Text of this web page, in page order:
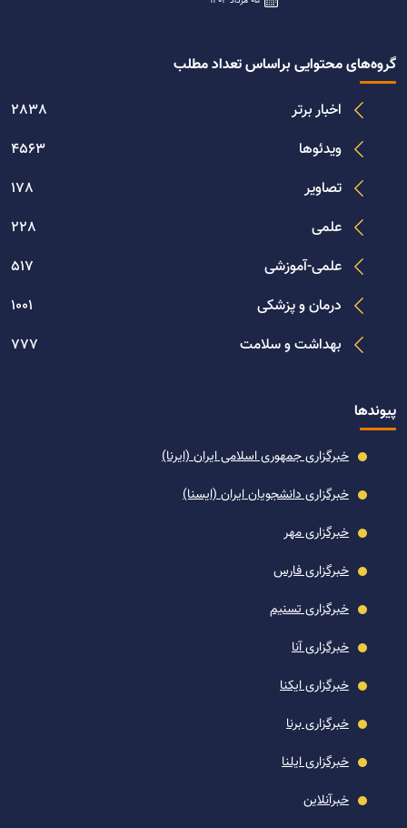
پیوندها
خبرگزاری جمهوری اسلامی ایران (ایرنا)
خبرگزاری دانشجویان ایران (ایسنا)
خبرگزاری مهر
خبرگزاری فارس
خبرگزاری تسنیم
خبرگزاری آنا
خبرگزاری ایکنا
خبرگزاری برنا
خبرگزاری ایلنا
خبرآنلاین
گروه‌های محتوایی براساس تعداد مطلب
اخبار برتر
2838
ویدئوها
4563
تصاویر
178
علمی
228
علمی-آموزشی
517
درمان و پزشکی
1001
بهداشت و سلامت
777